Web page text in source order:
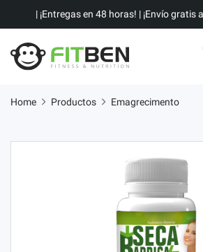
| ¡Entregas en 48 horas! | ¡Envío gratis
Home Productos Emagrecimento